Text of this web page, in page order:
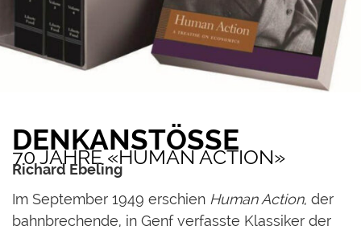
DENKANSTÖSSE
70 JAHRE «HUMAN ACTION»
Richard Ebeling
Im September 1949 erschien Human Action, der
bahnbrechende, in Genf verfasste Klassiker der